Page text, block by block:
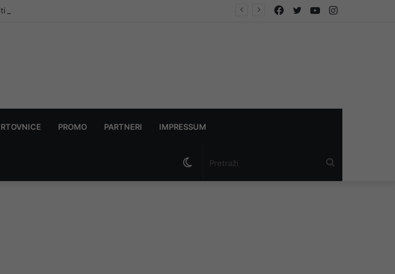
za Njemačku bez nje Instagram
YouTube
Twitter
Facebook
PROMO PARTNERI IMPRESSUM
Switch